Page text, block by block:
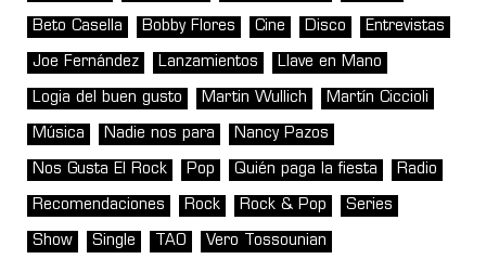
Beto Casella Bobby Flores Cine Disco Entrevistas
Joe Fernández Lanzamientos Llave en Mano
Logia del buen gusto Martin Wullich Martín Ciccioli
Música Nadie nos para Nancy Pazos
Nos Gusta El Rock Pop Quién paga la fiesta Radio
Recomendaciones Rock Rock & Pop Series
Show Single TAO Vero Tossounian